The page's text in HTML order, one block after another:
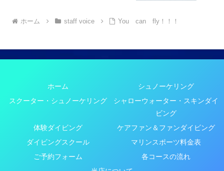
ホーム staff voice You can fly！！！
ホーム
シュノーケリング
スクーター・シュノーケリング
シャローウォーター・スキンダイ
ビング
体験ダイビング
ケアファン＆ファンダイビング
ダイビングスクール
マリンスポーツ料金表
ご予約フォーム
各コースの流れ